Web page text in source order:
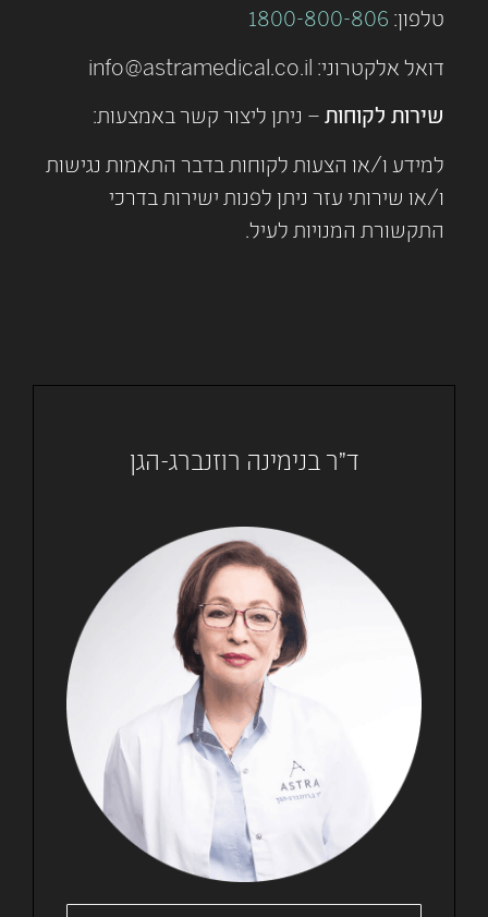
טלפון: 1800-800-806
דואל אלקטרוני: info@astramedical.co.il
שירות לקוחות – ניתן ליצור קשר באמצעות:
למידע ו/או הצעות לקוחות בדבר התאמות נגישות
ו/או שירותי עזר ניתן לפנות ישירות בדרכי
התקשורת המנויות לעיל.
ד"ר בנימינה רוזנברג-הגן